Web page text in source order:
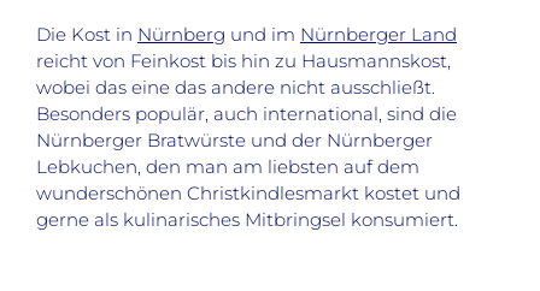
Die Kost in Nürnberg und im Nürnberger Land
reicht von Feinkost bis hin zu Hausmannskost,
wobei das eine das andere nicht ausschließt.
Besonders populär, auch international, sind die
Nürnberger Bratwürste und der Nürnberger
Lebkuchen, den man am liebsten auf dem
wunderschönen Christkindlesmarkt kostet und
gerne als kulinarisches Mitbringsel konsumiert.